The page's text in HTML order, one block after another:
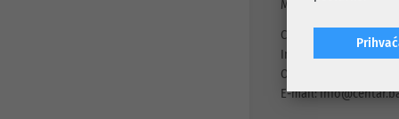
Mis Irbina 1, 71000
Centrala: +387 33 56 23
Informacije: +387 33 56
Otvorena linija (24/7): +
E-mail: